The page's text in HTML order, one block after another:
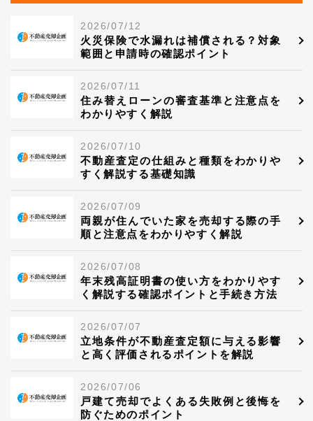
2026/07/12
火災保険で水漏れは補償される？対象
範囲と申請時の確認ポイント
2026/07/11
住み替えローンの審査基準と注意点を
わかりやすく解説
2026/07/10
不動産査定の仕組みと種類をわかりや
すく解説する基礎知識
2026/07/09
両親が住んでいた家を売却する際の手
順と注意点をわかりやすく解説
2026/07/08
年末残高証明書の使い方をわかりやす
く解説する確認ポイントと手続き方法
2026/07/07
立地条件が不動産査定額に与える影響
と高く評価されるポイントを解説
2026/07/06
戸建て売却でよくある失敗例と後悔を
防ぐためのポイント